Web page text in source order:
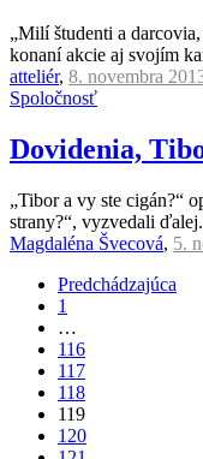
„Milí študenti a
konaní akcie aj svojím
atteliér, 8. novembra
Spoločnosť
Dovidenia,
„Tibor a vy ste cigán?“
strany?“, vyzvedali
Magdaléna Švecová, 5.
Predchádzajúca
1
…
116
117
118
119
120